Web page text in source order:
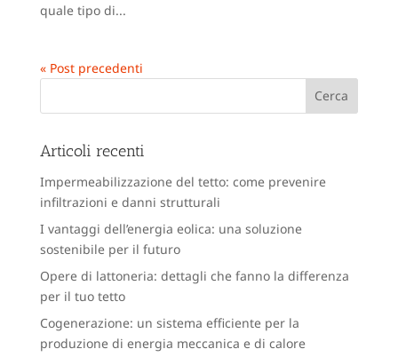
quale tipo di...
« Post precedenti
Articoli recenti
Impermeabilizzazione del tetto: come prevenire
infiltrazioni e danni strutturali
I vantaggi dell’energia eolica: una soluzione
sostenibile per il futuro
Opere di lattoneria: dettagli che fanno la differenza
per il tuo tetto
Cogenerazione: un sistema efficiente per la
produzione di energia meccanica e di calore